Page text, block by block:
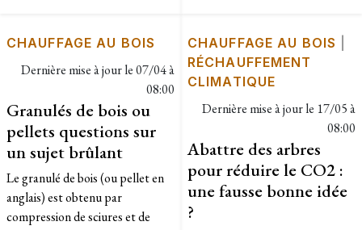
CHAUFFAGE AU BOIS
Dernière mise à jour le07/04 à
08:00
Granulés de bois ou
pellets questions sur
un sujet brûlant
Le granulé de bois (ou pellet en
anglais) est obtenu par
compression de sciures et de
CHAUFFAGE AU BOIS
RÉCHAUFFEMENT
CLIMATIQUE
Dernière mise à jour le 17/05 à
08:00
Abattre des arbres
pour réduire le CO2 :
une fausse bonne idée
?